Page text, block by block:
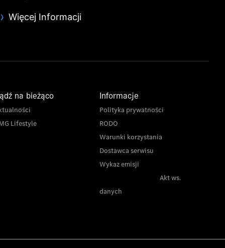
Więcej Informacji
na bieżąco
Lifestyle
Informacje
Polityka prywatności
RODO
Warunki korzystania
Dostawca serwisu
Wykaz emisji
Akt ws.
danych